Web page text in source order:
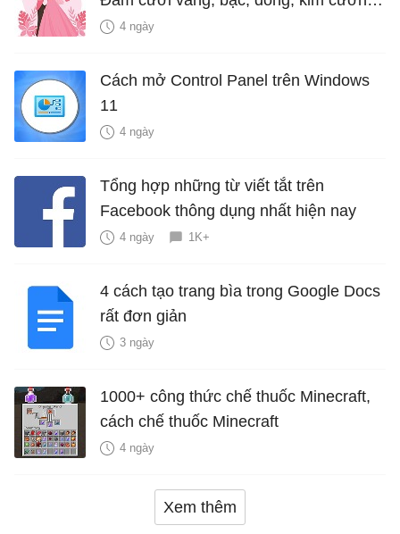
là bao nhiêu năm?
4 ngày
Cách mở Control Panel trên Windows
11
4 ngày
Tổng hợp những từ viết tắt trên
Facebook thông dụng nhất hiện nay
4 ngày 1K+
4 cách tạo trang bìa trong Google Docs
rất đơn giản
3 ngày
1000+ công thức chế thuốc Minecraft,
cách chế thuốc Minecraft
4 ngày
Xem thêm